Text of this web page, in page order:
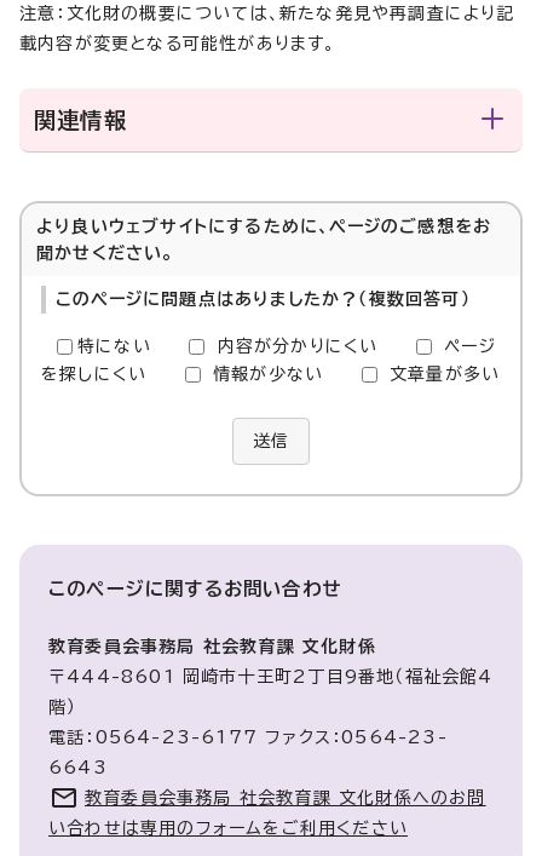
注意：文化財の概要については、新たな発見や再調査により記
載内容が変更となる可能性があります。
関連情報
より良いウェブサイトにするために、ページのご感想をお
聞かせください。
このページに問題点はありましたか？（複数回答可）
特にない 内容が分かりにくい
ページ
を探しにくい
情報が少ない 文章量が多い
送信
このページに関するお問い合わせ
教育委員会事務局 社会教育課 文化財係
〒444-8601 岡崎市十王町2丁目9番地（福祉会館4
階）
電話：0564-23-6177 ファクス：0564-23-
6643
教育委員会事務局 社会教育課 文化財係へのお問
い合わせは専用のフォームをご利用ください